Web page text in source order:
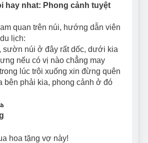
hay nhat: Phong cảnh tuyệt
quan trên núi, hướng dẫn viên
lịch:
sườn núi ở đây rất dốc, dưới kia
nếu có vị nào chẳng may
lúc trôi xuống xin đừng quên
bên phải kia, phong cảnh ở đó
hoa tặng vợ này!